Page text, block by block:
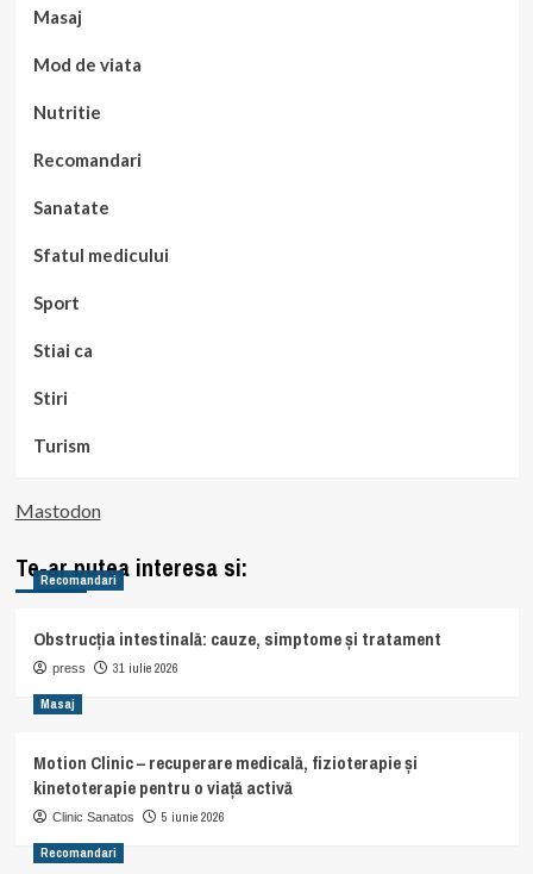
Masaj
Mod de viata
Nutritie
Recomandari
Sanatate
Sfatul medicului
Sport
Stiai ca
Stiri
Turism
Mastodon
Te-ar putea interesa si:
Recomandari
Obstrucția intestinală: cauze, simptome și tratament
press 31 iulie 2026
Masaj
Motion Clinic – recuperare medicală, fizioterapie și
kinetoterapie pentru o viață activă
Clinic Sanatos 5 iunie 2026
Recomandari